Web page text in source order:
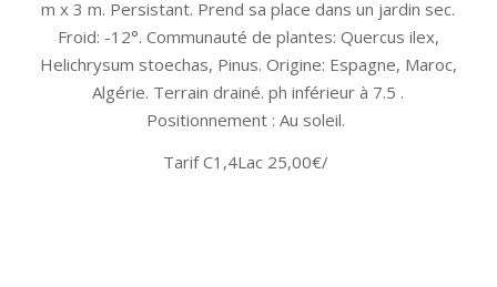
m x 3 m. Persistant. Prend sa place dans un jardin sec.
Froid: -12°. Communauté de plantes: Quercus ilex,
Helichrysum stoechas, Pinus. Origine: Espagne, Maroc,
Algérie. Terrain drainé. ph inférieur à 7.5 .
Positionnement : Au soleil.
Tarif C1,4Lac 25,00€/